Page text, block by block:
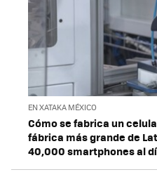
EN XATAKA MÉXICO
Cómo se fabrica un
fábrica más grande de
40,000 smartphones al